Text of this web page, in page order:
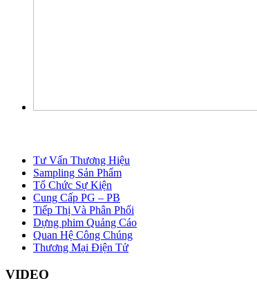
Tư Vấn Thương Hiệu
Sampling Sản Phẩm
Tổ Chức Sự Kiện
Cung Cấp PG – PB
Tiếp Thị Và Phân Phối
Dựng phim Quảng Cáo
Quan Hệ Công Chúng
Thương Mại Điện Tử
VIDEO